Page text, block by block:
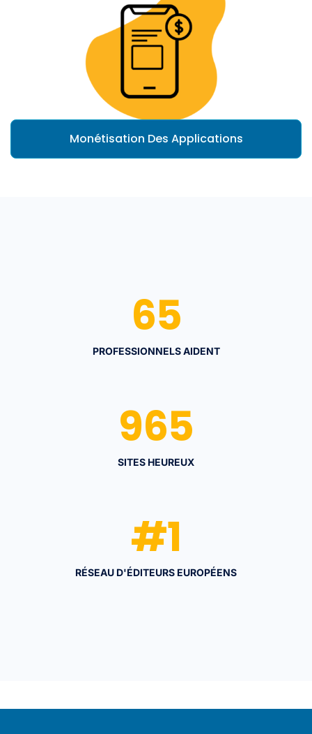
Monétisation Des Applications
PROFESSIONNELS AIDENT
65
SITES HEUREUX
965
RÉSEAU D'ÉDITEURS EUROPÉENS
#1